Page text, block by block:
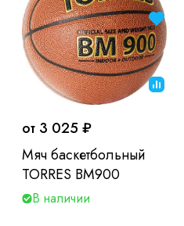
от 3 025 ₽
Мяч баскетбольный
TORRES BM900
В наличии